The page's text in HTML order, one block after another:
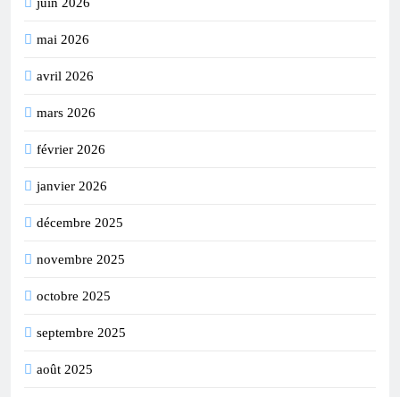
mai 2026
avril 2026
mars 2026
février 2026
janvier 2026
décembre 2025
novembre 2025
octobre 2025
septembre 2025
août 2025